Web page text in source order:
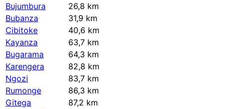
Bujumbura
26,8 km
Bubanza
31,9 km
Cibitoke
40,6 km
Kayanza
63,7 km
Bugarama
64,3 km
Karengera
82,8 km
Ngozi
83,7 km
Rumonge
86,3 km
Gitega
87,2 km